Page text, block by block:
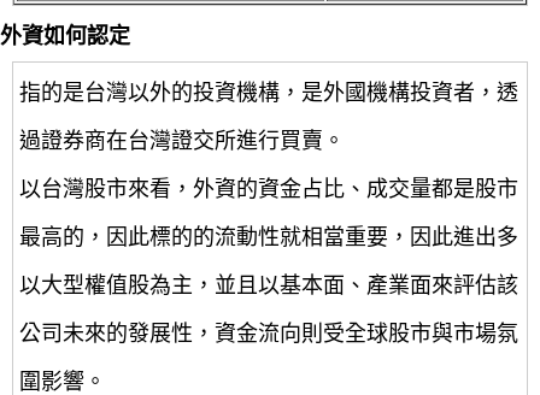
外資如何認定
指的是台灣以外的投資機構，是外國機構投資者，透
過證券商在台灣證交所進行買賣。
以台灣股市來看，外資的資金占比、成交量都是股市
最高的，因此標的的流動性就相當重要，因此進出多
以大型權值股為主，並且以基本面、產業面來評估該
公司未來的發展性，資金流向則受全球股市與市場氛
圍影響。